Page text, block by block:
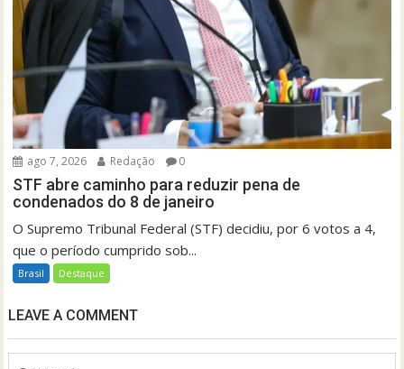
ago 7, 2026 Redação 0
STF abre caminho para reduzir pena de
condenados do 8 de janeiro
O Supremo Tribunal Federal (STF) decidiu, por 6 votos a 4,
que o período cumprido sob...
Brasil Destaque
LEAVE A COMMENT